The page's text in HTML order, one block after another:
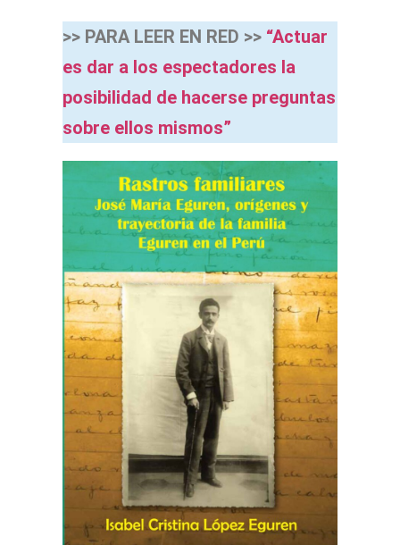
>> PARA LEER EN RED >> “Actuar
es dar a los espectadores la
posibilidad de hacerse preguntas
sobre ellos mismos”